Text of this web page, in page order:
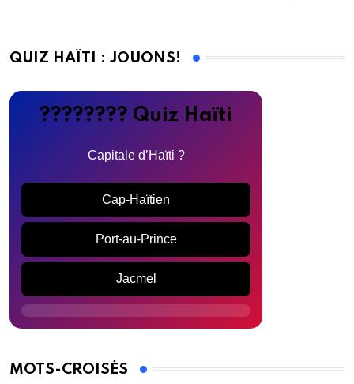
QUIZ HAÏTI : JOUONS!
???????? Quiz Haïti
Capitale d’Haïti ?
Cap-Haïtien
Port-au-Prince
Jacmel
MOTS-CROISÉS